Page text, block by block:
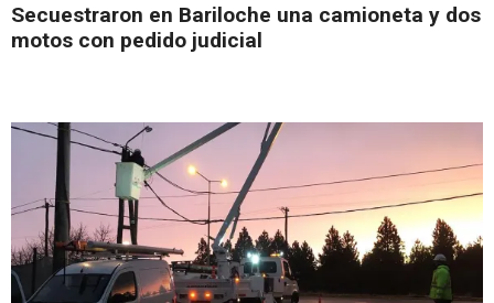
Secuestraron en Bariloche una camioneta y dos
motos con pedido judicial